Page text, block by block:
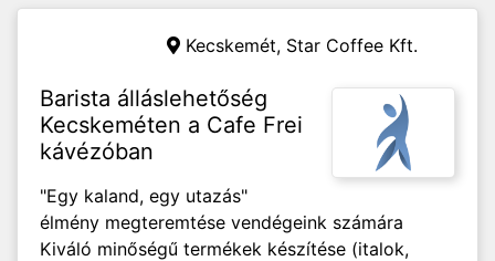
Kecskemét, Star Coffee Kft.
Barista álláslehetőség
Kecskeméten a Cafe Frei
kávézóban
"Egy kaland, egy utazás"
élmény megteremtése vendégeink számára
Kiváló minőségű termékek készítése (italok,